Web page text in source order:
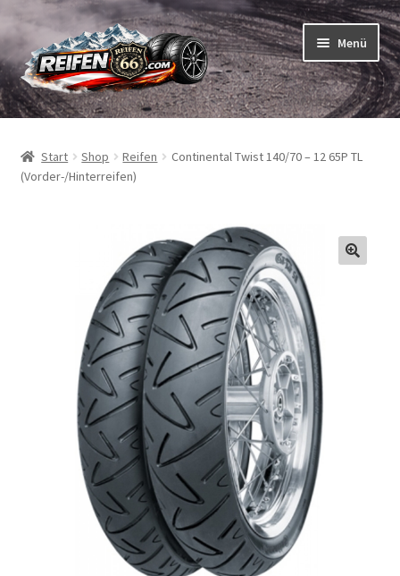
Zur
Navigation
springen
Zum
Inhalt
springen
Menü
Reifen
Schläuche
Reifentests
Start Shop Reifen
Continental Twist 140/70 – 12 65P TL
(Vorder-/Hinterreifen)